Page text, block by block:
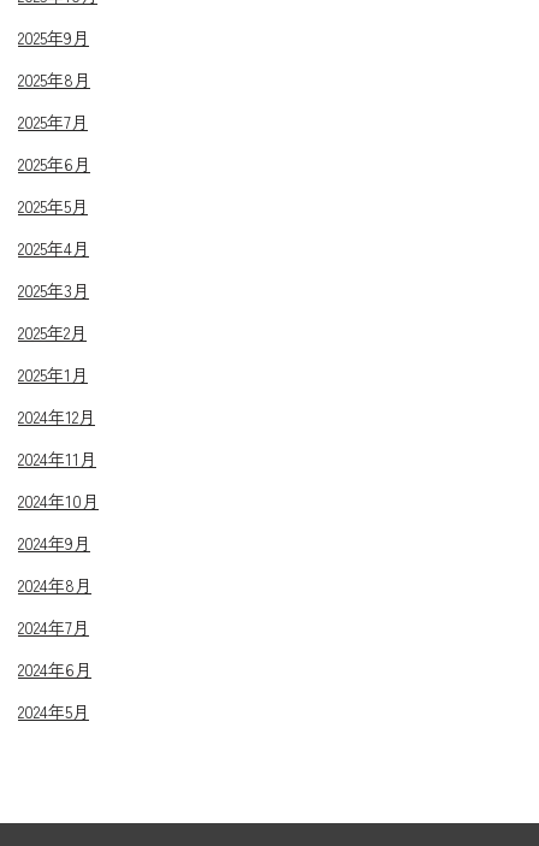
2025年9月
2025年8月
2025年7月
2025年6月
2025年5月
2025年4月
2025年3月
2025年2月
2025年1月
2024年12月
2024年11月
2024年10月
2024年9月
2024年8月
2024年7月
2024年6月
2024年5月